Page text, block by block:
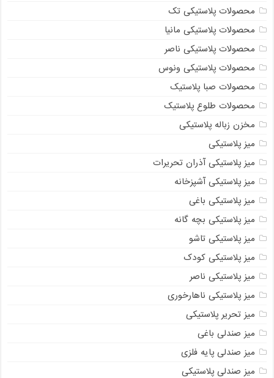
محصولات پلاستیکی تک
محصولات پلاستیکی مانیا
محصولات پلاستیکی ناصر
محصولات پلاستیکی ونوس
محصولات صبا پلاستیک
محصولات طلوع پلاستیک
مخزن زباله پلاستیکی
میز پلاستیکی
میز پلاستیکی آذران تحریرات
میز پلاستیکی آشپزخانه
میز پلاستیکی باغی
میز پلاستیکی بچه گانه
میز پلاستیکی تاشو
میز پلاستیکی کودک
میز پلاستیکی ناصر
میز پلاستیکی ناهارخوری
میز تحریر پلاستیکی
میز صندلی باغی
میز صندلی پایه فلزی
میز صندلی پلاستیکی